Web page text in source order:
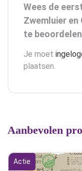
Wees de
Zwemluier en
te beoordelen
Je moet
plaatsen.
Aanbevolen
Actie